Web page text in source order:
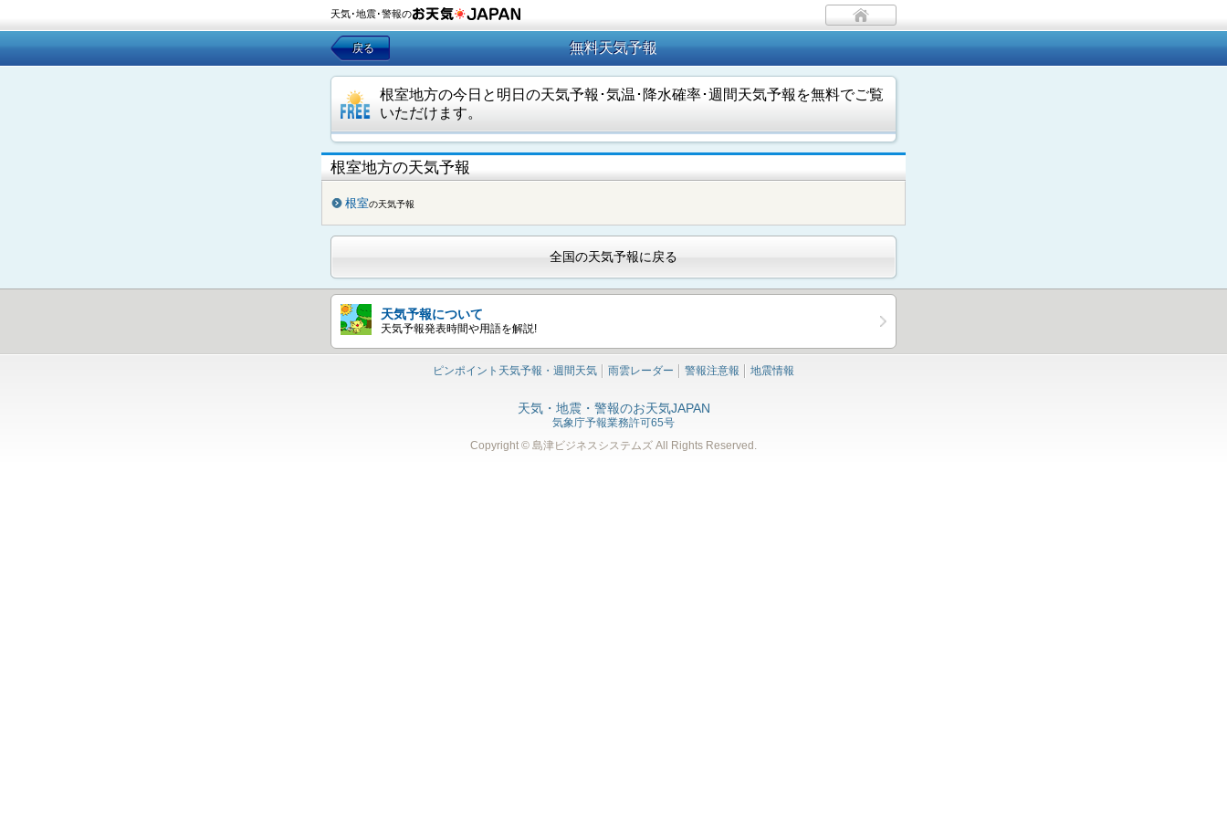
天気･地震･警報の
戻る 無料天気予報
根室地方の今日と明日の天気予報･気温･降水確率･週間天気予報を無料でご覧
いただけます。
根室地方の天気予報
根室の天気予報
全国の天気予報に戻る
天気予報について
天気予報発表時間や用語を解説!
ピンポイント天気予報・週間天気 雨雲レーダー 警報注意報 地震情報
天気・地震・警報のお天気JAPAN
気象庁予報業務許可65号
Copyright © 島津ビジネスシステムズ All Rights Reserved.